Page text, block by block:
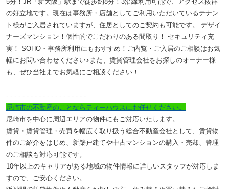
の好立地です。 現在は事務所・店舗としてご利用いただいているテナン
ト様がご入居されていますが、住居としてのご契約も可能です。
デザイ
ナーズマンション！ 個性的でこだわりのある間取り！
セキュリティ充
実！ SOHO・事務所利用にもおすすめ！ ご内覧・ご入居のご相談はお気
軽にお問い合わせください♪ また、賃貸管理会社をお探しのオーナー様
も、ぜひ当社までお気軽にご相談ください！
- - - - - - - - - - - - - - - - - - - -
尼崎市の不動産のことならティーハウスにお任せください。
尼崎市を中心に周辺エリアの物件にもご対応いたします。
賃貸・賃貸管理・売買を幅広く取り扱う総合不動産会社として、賃貸物
件のご紹介をはじめ、新築戸建てや中古マンションの購入・売却、管理
のご相談も対応可能です。
10年以上のキャリアがある地域の物件情報に詳しいスタッフが対応しま
すので、ご安心ください。